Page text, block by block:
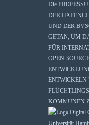
Die
DER
UND DER
GETAN, UM
FÜR
OPEN-
ENTWICKELN
KOMMUNEN